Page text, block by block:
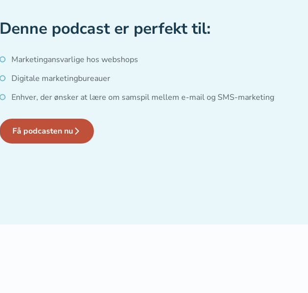
Denne podcast er perfekt til:
Marketingansvarlige hos webshops
Digitale marketingbureauer
Enhver, der ønsker at lære om samspil mellem e-mail og SMS-marketing
Få podcasten nu